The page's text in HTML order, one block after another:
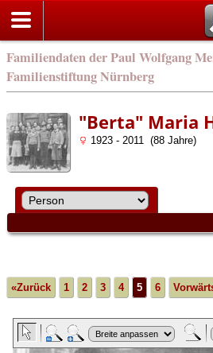
Familiendaten der Paul Wolfgang
Familienstiftung Nürnberg
"Berta" Maria
1923 - 2011 (88 Jahre)
«Zurück 1 2 3 4 5 6